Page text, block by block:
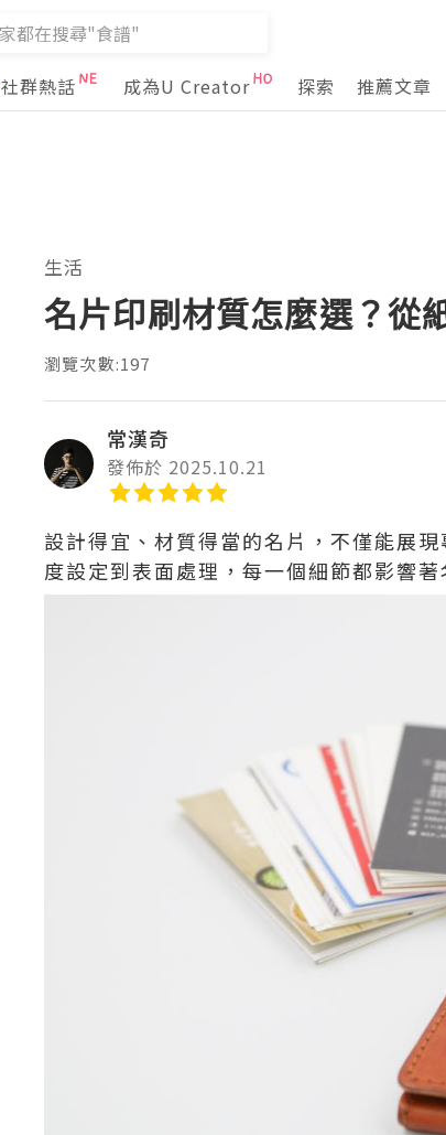
社群熱話 成為U Creator 探索 推薦文章
生活
名片印刷材質怎麼選？從
瀏覽次數:197
常漢奇
發佈於 2025.10.21
設計得宜、材質得當的名片，不僅能展
度設定到表面處理，每一個細節都影響